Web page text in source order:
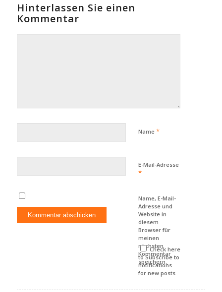
Hinterlassen Sie einen
Kommentar
Name *
E-Mail-Adresse
*
Name, E-Mail-
Adresse und
Website in
diesem
Browser für
meinen
nächsten
Kommentar
speichern.
Check here
to Subscribe to
notifications
for new posts